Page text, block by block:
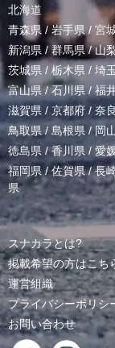
北海道
青森県 / 岩手県/ 宮
新潟県 /群馬県/山
茨城県 / 栃木県 / 埼
富山県 /石川県/福
滋賀県 / 京都府 / 奈
鳥取県/ 島根県 /岡
徳島県 /香川県 / 愛
福岡県/佐賀県/長
県
スナカラとは?
掲載希望の方はこち
運営組織
プライバシーポリシ
お問い合わせ